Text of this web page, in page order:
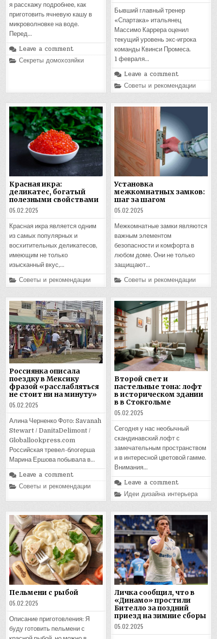
я расскажу подробнее, как
приготовить ячневую кашу в
микроволновке на воде.
Перед…
Leave a comment
Posted
Секреты домохозяйки
Бывший главный тренер
«Спартака» итальянец
Массимо Каррера оценил
текущий уровень экс‑игрока
команды Квинси Промеса.
1 февраля…
Leave a comment
Posted
in
Советы и рекомендации
Красная икра:
деликатес, богатый
полезными свойствами
05.02.2025
Красная икра является одним
из самых популярных и
восхитительных деликатесов,
имеющим не только
изысканный вкус,…
Posted
in
Советы и рекомендации
Установка
межкомнатных замков:
шаг за шагом
05.02.2025
Межкомнатные замки являются
важным элементом
безопасности и комфорта в
любом доме. Они не только
защищают…
Posted
in
Советы и рекомендации
Россиянка описала
поездку в Мексику
фразой «расслабляться
не стоит ни на минуту»
05.02.2025
Алина Черненко Фото: Savanah
Stewart / DanitaDelimont /
Globallookpress.com
Российская тревел-блогерша
Марина Ершова побывала в…
Leave a comment
Posted
Советы и рекомендации
Второй свет и
пастельные тона: лофт
в историческом здании
в в Стокгольме
05.02.2025
Сегодня у нас необычный
скандинавский лофт с
замечательным пространством
и в интересной цветовой гамме.
Внимания…
Leave a comment
Posted
in
Идеи дизайна интерьера
Пельмени с рыбой
05.02.2025
Описание приготовления: Я
буду готовить пельмени с
Личка сообщил, что в
«Динамо» простили
Бителло за поздний
приезд на зимние сборы
05.02.2025